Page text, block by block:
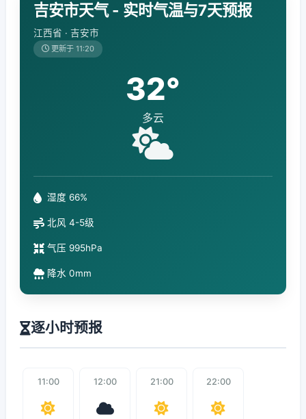
吉安市天气 - 实时气温与7天预报
江西省 · 吉安市
更新于 11:20
32°
多云
湿度 66%
北风 4-5级
气压 995hPa
降水 0mm
逐小时预报
11:00 12:00 21:00 22:00